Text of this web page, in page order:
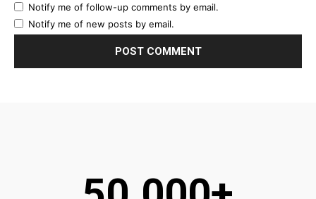
Notify me of follow-up comments by email.
Notify me of new posts by email.